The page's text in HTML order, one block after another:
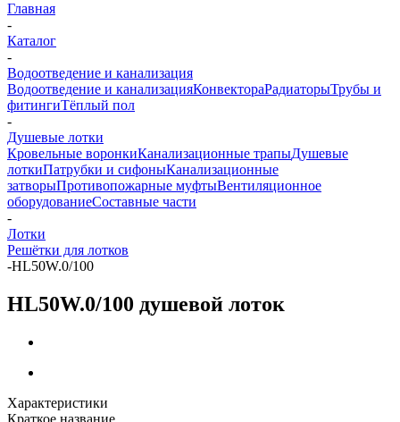
Главная
-
Каталог
-
Водоотведение и канализация
Водоотведение и канализацияКонвектораРадиаторыТрубы и
фитингиТёплый пол
-
Душевые лотки
Кровельные воронкиКанализационные трапыДушевые
лоткиПатрубки и сифоныКанализационные
затворыПротивопожарные муфтыВентиляционное
оборудованиеСоставные части
-
Лотки
Решётки для лотков
-HL50W.0/100
HL50W.0/100 душевой лоток
Характеристики
Краткое название